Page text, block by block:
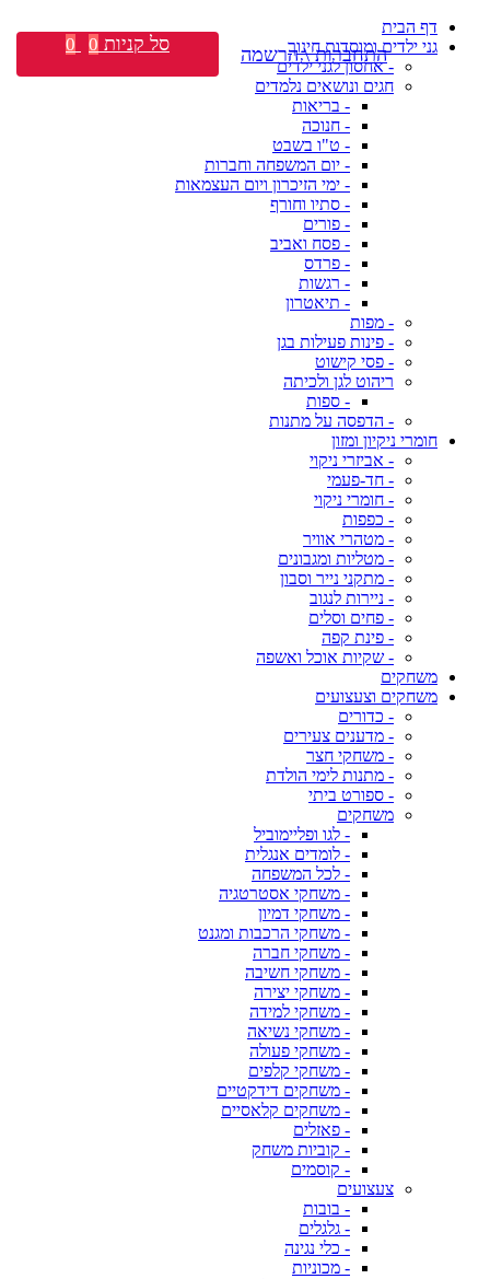
דף הבית
גני ילדים ומוסדות חינוך
- אחסון לגני ילדים
חגים ונושאים נלמדים
- בריאות
- חנוכה
- ט"ו בשבט
- יום המשפחה וחברות
- ימי הזיכרון ויום העצמאות
- סתיו וחורף
- פורים
- פסח ואביב
- פרדס
- רגשות
- תיאטרון
- מפות
- פינות פעילות בגן
- פסי קישוט
ריהוט לגן ולכיתה
- ספות
- הדפסה על מתנות
חומרי ניקיון ומזון
- אביזרי ניקוי
- חד-פעמי
- חומרי ניקוי
- כפפות
- מטהרי אוויר
- מטליות ומגבונים
- מתקני נייר וסבון
- ניירות לנגוב
- פחים וסלים
- פינת קפה
- שקיות אוכל ואשפה
משחקים
משחקים וצעצועים
- כדורים
- מדענים צעירים
- משחקי חצר
- מתנות לימי הולדת
- ספורט ביתי
משחקים
- לגו ופליימוביל
- לומדים אנגלית
- לכל המשפחה
- משחקי אסטרטגיה
- משחקי דמיון
- משחקי הרכבות ומגנט
- משחקי חברה
- משחקי חשיבה
- משחקי יצירה
- משחקי למידה
- משחקי נשיאה
- משחקי פעולה
- משחקי קלפים
- משחקים דידקטיים
- משחקים קלאסיים
- פאזלים
- קוביות משחק
- קוסמים
צעצועים
- בובות
- גלגלים
- כלי נגינה
- מכוניות
התחברות \ הרשמה סל קניות 0
0